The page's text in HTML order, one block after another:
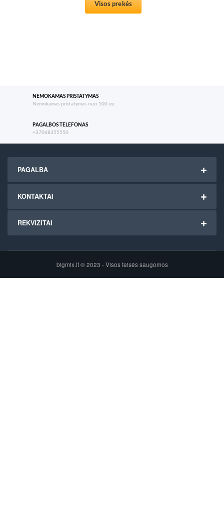
Visos prekės
NEMOKAMAS PRISTATYMAS
Nemokamas pristatymas nuo 100 eu.
PAGALBOS TELEFONAS
+37068355550
PAGALBA
KONTAKTAI
REKVIZITAI
bigmix.lt © 2023 - Visos teisės saugomos